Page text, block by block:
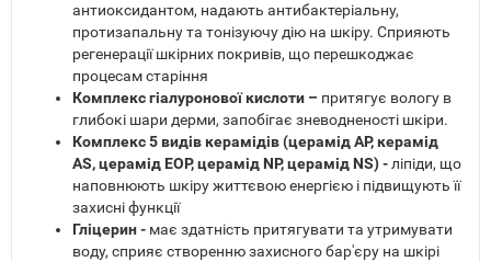
антиоксидантом, надають антибактеріальну,
протизапальну та тонізуючу дію на шкіру. Сприяють
регенерації шкірних покривів, що перешкоджає
процесам старіння
Комплекс гіалуронової кислоти – притягує вологу в
глибокі шари дерми, запобігає зневодненості шкіри.
Комплекс 5 видів керамідів (церамід AP, керамід
AS, церамід EOP, церамід NP, церамід NS) -ліпіди, що
наповнюють шкіру життєвою енергією і підвищують її
захисні функції
Гліцерин - має здатність притягувати та утримувати
воду, сприяє створенню захисного бар'єру на шкірі